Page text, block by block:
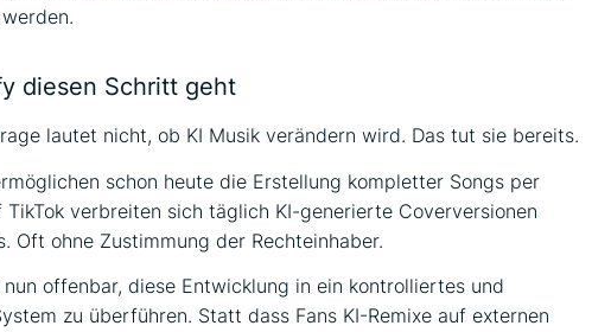
diesen Schritt geht
lautet nicht, ob KI Musik verändern wird. Das tut sie bereits.
schon heute die Erstellung kompletter Songs per
TikTok verbreiten sich täglich KI-generierte Coverversionen
Oft ohne Zustimmung der Rechteinhaber.
offenbar, diese Entwicklung in ein kontrolliertes und
zu überführen. Statt dass Fans KI-Remixe auf externen